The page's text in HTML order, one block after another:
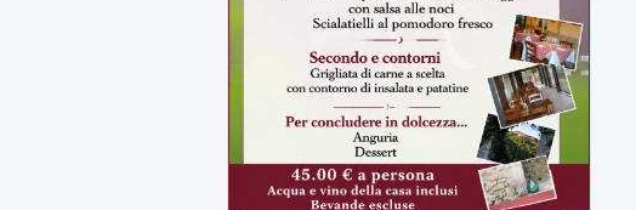
ULTIMI VIDEO
TUTTI I VIDEO